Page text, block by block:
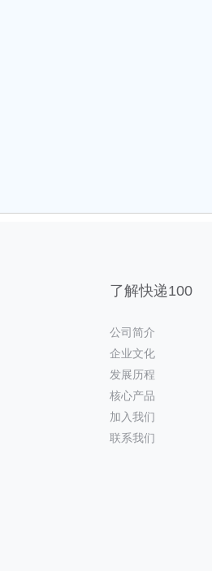
了解快递100
公司简介
企业文化
发展历程
核心产品
加入我们
联系我们